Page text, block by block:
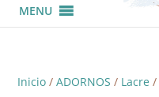
MENU
Inicio/ ADORNOS / Lacre /